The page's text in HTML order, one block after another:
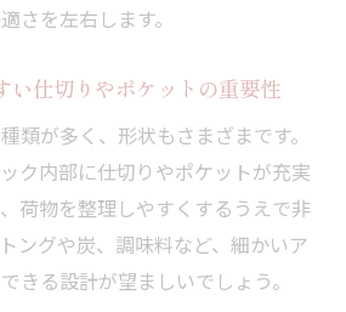
さを左右します。
い仕切りやポケットの重要性
類が多く、形状もさまざまです。
ク内部に仕切りやポケットが充実
荷物を整理しやすくするうえで非
ングや炭、調味料など、細かいア
きる設計が望ましいでしょう。